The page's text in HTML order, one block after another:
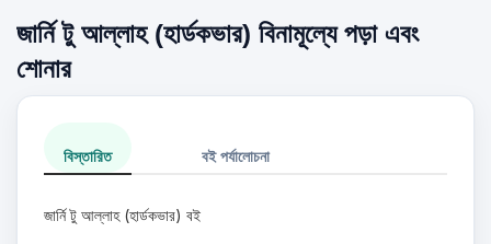
জার্নি টু আল্লাহ (হার্ডকভার) বিনামূল্যে পড়া এবং
শোনার
বিস্তারিত বই পর্যালোচনা
জার্নি টু আল্লাহ (হার্ডকভার) বই